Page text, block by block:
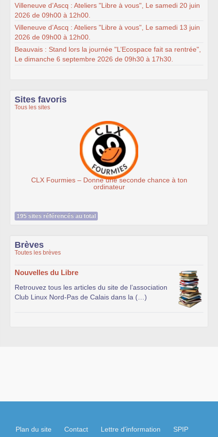
Villeneuve d’Ascq : Ateliers "Libre à vous", Le samedi 20 juin
2026 de 09h00 à 12h00.
Villeneuve d’Ascq : Ateliers "Libre à vous", Le samedi 13 juin
2026 de 09h00 à 12h00.
Beauvais : Stand lors la journée "L’Ecospace fait sa rentrée",
Le dimanche 6 septembre 2026 de 09h30 à 17h30.
Sites favoris
Tous les sites
– Donne une seconde chance à ton
195 sites référencés au total
Brèves
Toutes les brèves
Nouvelles du Libre
Retrouvez tous les articles du site de l’association
Club Linux Nord-Pas de Calais dans la (…)
Plan du site Contact Lettre d'information SPIP